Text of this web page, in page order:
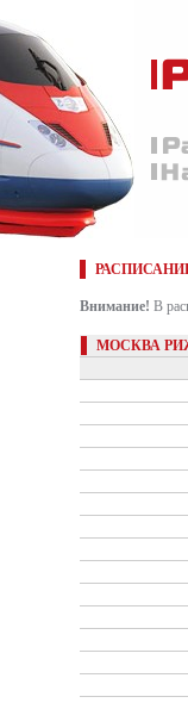
Внимание! В
МОСКВА